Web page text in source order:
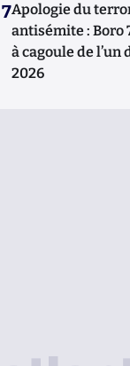
7Apologie du
antisémite : Boro
à cagoule de l’un
2026